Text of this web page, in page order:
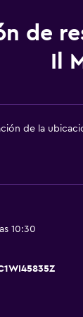
de
Il
de la
10:30